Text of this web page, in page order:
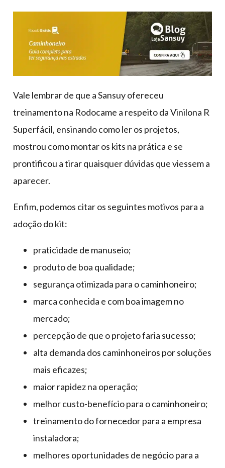
Vale lembrar de que a Sansuy ofereceu
treinamento na Rodocame a respeito da Vinilona R
Superfácil, ensinando como ler os projetos,
mostrou como montar os kits na prática e se
prontificou a tirar quaisquer dúvidas que viessem a
aparecer.
Enfim, podemos citar os seguintes motivos para a
adoção do kit:
praticidade de manuseio;
produto de boa qualidade;
segurança otimizada para o caminhoneiro;
marca conhecida e com boa imagem no
mercado;
percepção de que o projeto faria sucesso;
alta demanda dos caminhoneiros por soluções
mais eficazes;
maior rapidez na operação;
melhor custo-benefício para o caminhoneiro;
treinamento do fornecedor para a empresa
instaladora;
melhores oportunidades de negócio para a